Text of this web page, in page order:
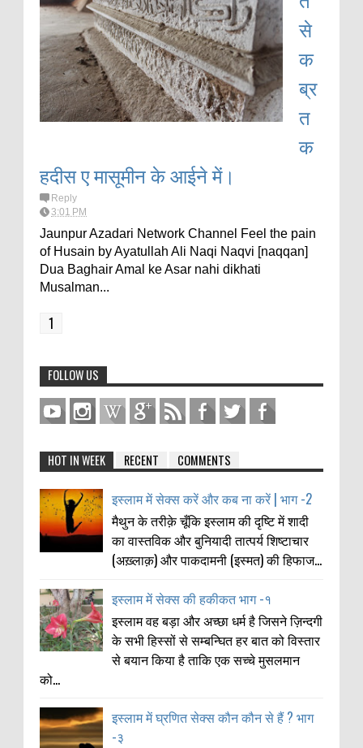
से
क
ब्र
त
क
हदीस ए मासूमीन के आईने में।
Reply
3:01 PM
Jaunpur Azadari Network Channel Feel the pain
of Husain by Ayatullah Ali Naqi Naqvi [naqqan]
Dua Baghair Amal ke Asar nahi dikhati
Musalman...
1
FOLLOW US
HOT IN WEEK RECENT COMMENTS
इस्लाम में सेक्स करें और कब ना करें | भाग -2
मैथुन के तरीक़े चूँकि इस्लाम की दृष्टि में शादी
का वास्तविक और बुनियादी तात्पर्य शिष्टाचार
(अख़्लाक़) और पाकदामनी (इस्मत) की हिफाज...
इस्लाम में सेक्स की हकीकत भाग -१
इस्लाम वह बड़ा और अच्छा धर्म है जिसने ज़िन्दगी
के सभी हिस्सों से सम्बन्घित हर बात को विस्तार
से बयान किया है ताकि एक सच्चे मुसलमान
को...
इस्लाम में घ्रणित सेक्स कौन कौन से हैं ? भाग
-३